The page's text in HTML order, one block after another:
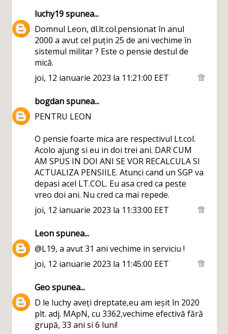
luchy19spunea...
Domnul Leon, dl.lt.col.pensionat în anul
2000 a avut cel puțin 25 de ani vechime în
sistemul militar ? Este o pensie destul de
mică.
joi, 12 ianuarie 2023 la 11:21:00 EET
bogdanspunea...
PENTRU LEON
O pensie foarte mica are respectivul Lt.col.
Acolo ajung si eu in doi trei ani. DAR CUM
AM SPUS IN DOI ANI SE VOR RECALCULA SI
ACTUALIZA PENSIILE. Atunci cand un SGP va
depasi acel LT.COL. Eu asa cred ca peste
vreo doi ani. Nu cred ca mai repede.
joi, 12 ianuarie 2023 la 11:33:00 EET
Leonspunea...
@L19, a avut 31 ani vechime in serviciu !
joi, 12 ianuarie 2023 la 11:45:00 EET
Geospunea...
D le luchy aveți dreptate,eu am ieșit în 2020
plt. adj. MApN, cu 3362,vechime efectivă fără
grupă, 33 ani si 6 luni!